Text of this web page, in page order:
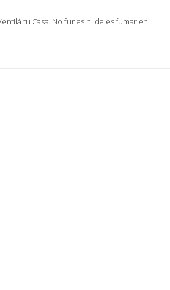
tu Casa. No funes ni dejes fumar en